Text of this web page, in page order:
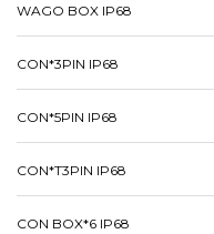
WAGO BOX IP68
CON*3PIN IP68
CON*5PIN IP68
CON*T3PIN IP68
CON BOX*6 IP68